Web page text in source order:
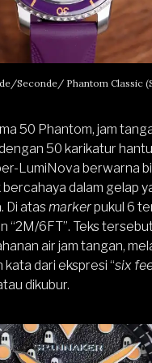
Seconde/ Phantom Classic
50 Phantom, jam
50 karikatur
LumiNova berwarna
dalam gelap
Di atas markerpukul 6
“2M/6FT”. Teks
air jam tangan,
dari ekspresi “six
dikubur.